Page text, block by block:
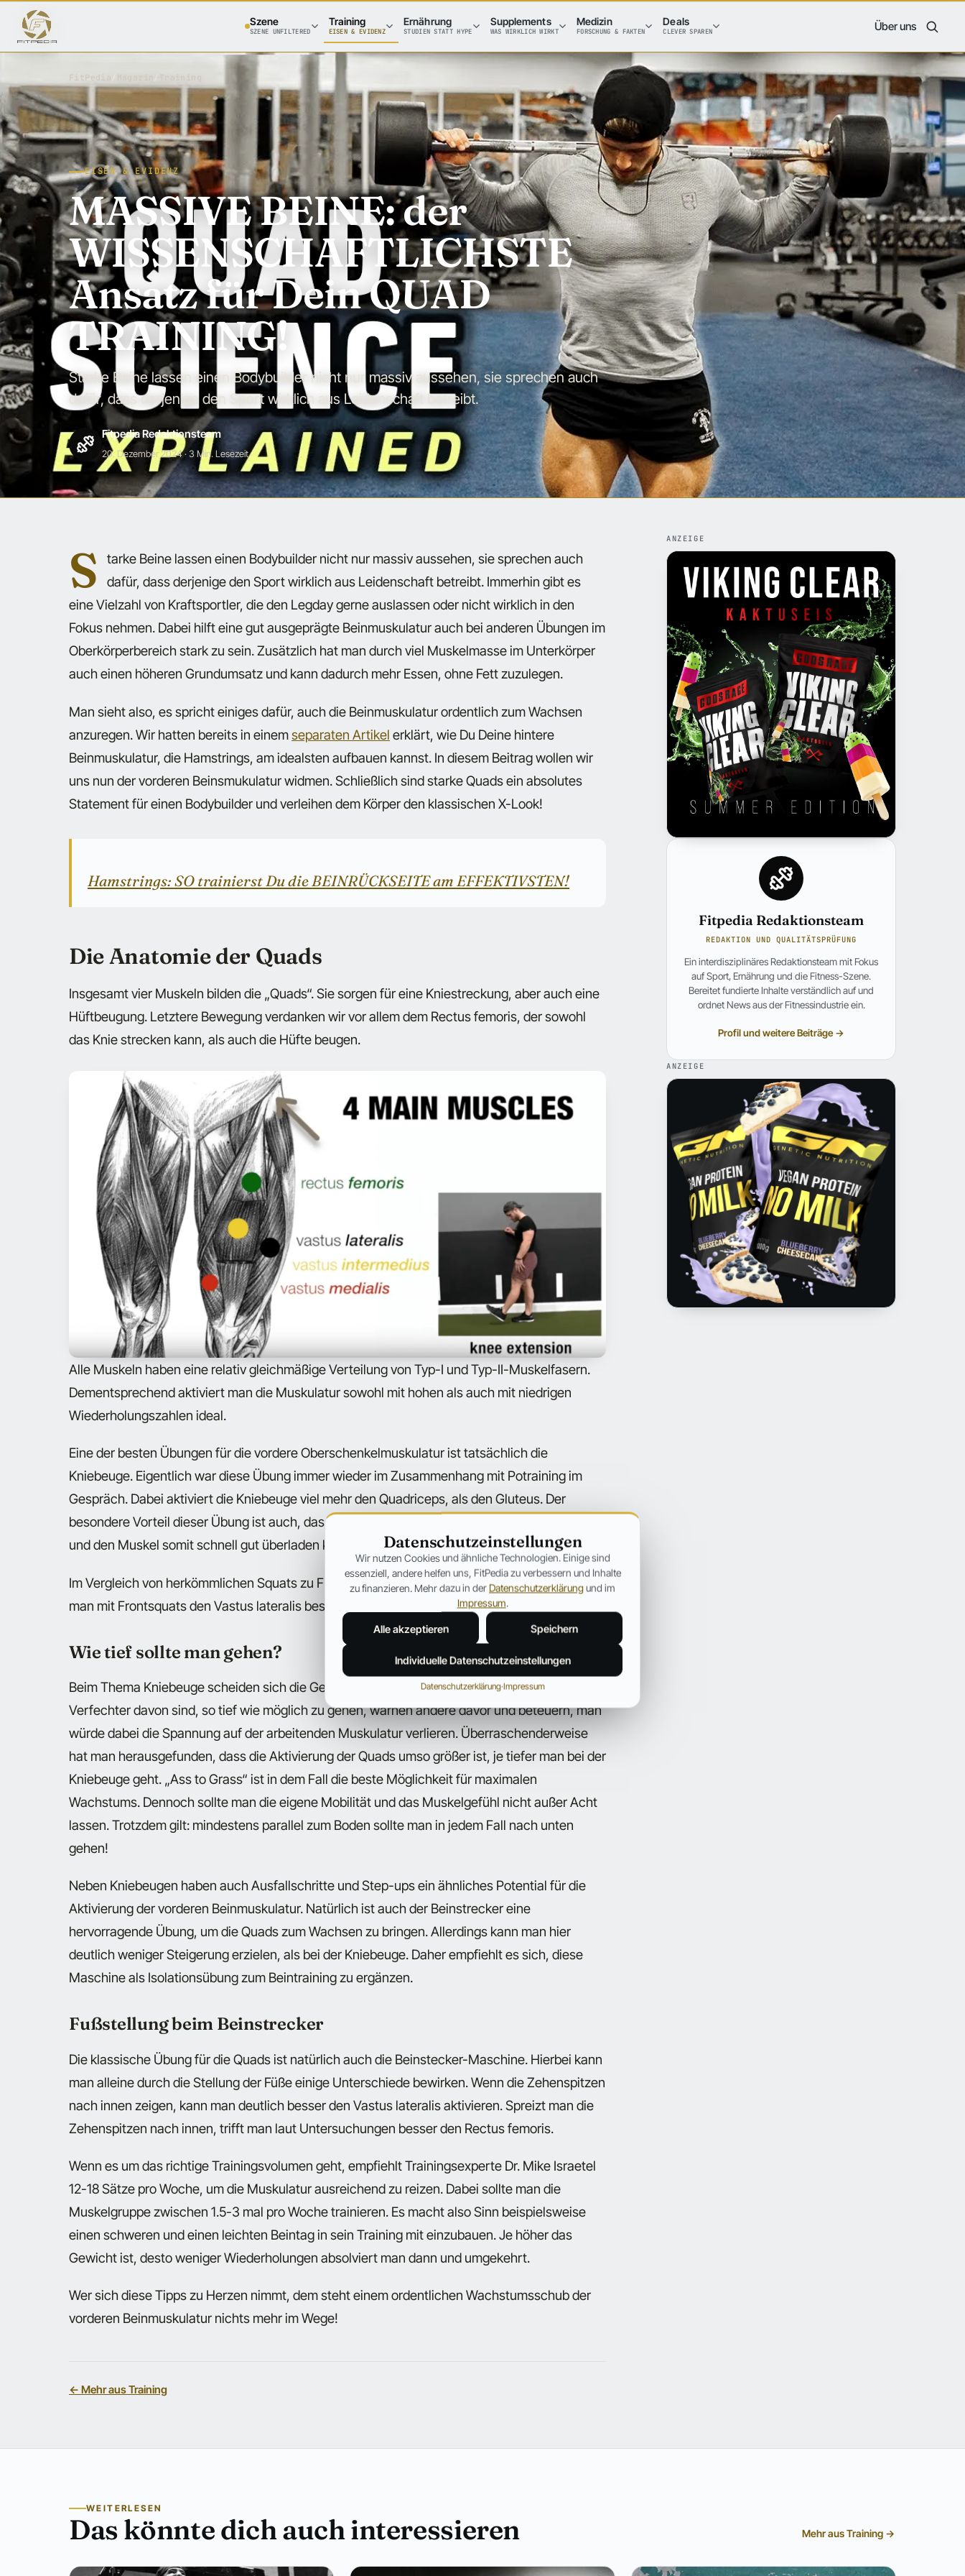
Szene
SZENE UNFILTERED
Training
EISEN & EVIDENZ
Ernährung
STUDIEN STATT HYPE
Supplements
WAS WIRKLICH WIRKT
Medizin
FORSCHUNG & FAKTEN
Deals
CLEVER SPAREN Über uns
FitPedia Magazin Training
EISEN & EVIDENZ
MASSIVE BEINE: der
WISSENSCHAFTLICHSTE
Ansatz für Dein QUAD
TRAINING!
Starke Beine lassen einen Bodybuilder nicht nur massiv aussehen, sie sprechen auch
dafür, dass derjenige den Sport wirklich aus Leidenschaft betreibt.
Fitpedia Redaktionsteam
20. Dezember 2024· 3 Min. Lesezeit
S
tarke Beine lassen einen Bodybuilder nicht nur massiv aussehen, sie sprechen auch
dafür, dass derjenige den Sport wirklich aus Leidenschaft betreibt. Immerhin gibt es
eine Vielzahl von Kraftsportler, die den Legday gerne auslassen oder nicht wirklich in den
Fokus nehmen. Dabei hilft eine gut ausgeprägte Beinmuskulatur auch bei anderen Übungen im
Oberkörperbereich stark zu sein. Zusätzlich hat man durch viel Muskelmasse im Unterkörper
auch einen höheren Grundumsatz und kann dadurch mehr Essen, ohne Fett zuzulegen.
Man sieht also, es spricht einiges dafür, auch die Beinmuskulatur ordentlich zum Wachsen
anzuregen. Wir hatten bereits in einemseparaten Artikel erklärt, wie Du Deine hintere
Beinmuskulatur, die Hamstrings, am idealsten aufbauen kannst. In diesem Beitrag wollen wir
uns nun der vorderen Beinsmukulatur widmen. Schließlich sind starke Quads ein absolutes
Statement für einen Bodybuilder und verleihen dem Körper den klassischen X-Look!
Hamstrings: SO trainierst Du die BEINRÜCKSEITE am EFFEKTIVSTEN!
Die Anatomie der Quads
Insgesamt vier Muskeln bilden die „Quads“. Sie sorgen für eine Kniestreckung, aber auch eine
Hüftbeugung. Letztere Bewegung verdanken wir vor allem dem Rectus femoris, der sowohl
das Knie strecken kann, als auch die Hüfte beugen.
Alle Muskeln haben eine relativ gleichmäßige Verteilung von Typ-I und Typ-II-Muskelfasern.
Dementsprechend aktiviert man die Muskulatur sowohl mit hohen als auch mit niedrigen
Wiederholungszahlen ideal.
Eine der besten Übungen für die vordere Oberschenkelmuskulatur ist tatsächlich die
Kniebeuge. Eigentlich war diese Übung immer wieder im Zusammenhang mit Potraining im
Gespräch. Dabei aktiviert die Kniebeuge viel mehr den Quadriceps, als den Gluteus. Der
besondere Vorteil dieser Übung ist auch, dass man dabei relativ viel Gewicht bewegen kann
und den Muskel somit schnell gut überladen kann.
Im Vergleich von herkömmlichen Squats zu Frontsquats haben Studien übrigens gezeigt, dass
man mit Frontsquats den Vastus lateralis besser ansteuern kann.
Wie tief sollte man gehen?
Beim Thema Kniebeuge scheiden sich die Geister unter den Sportlern. Während einige große
Verfechter davon sind, so tief wie möglich zu gehen, warnen andere davor und beteuern, man
würde dabei die Spannung auf der arbeitenden Muskulatur verlieren. Überraschenderweise
hat man herausgefunden, dass die Aktivierung der Quads umso größer ist, je tiefer man bei der
Kniebeuge geht. „Ass to Grass“ ist in dem Fall die beste Möglichkeit für maximalen
Wachstums. Dennoch sollte man die eigene Mobilität und das Muskelgefühl nicht außer Acht
lassen. Trotzdem gilt: mindestens parallel zum Boden sollte man in jedem Fall nach unten
gehen!
Neben Kniebeugen haben auch Ausfallschritte und Step-ups ein ähnliches Potential für die
Aktivierung der vorderen Beinmuskulatur. Natürlich ist auch der Beinstrecker eine
hervorragende Übung, um die Quads zum Wachsen zu bringen. Allerdings kann man hier
deutlich weniger Steigerung erzielen, als bei der Kniebeuge. Daher empfiehlt es sich, diese
Maschine als Isolationsübung zum Beintraining zu ergänzen.
Fußstellung beim Beinstrecker
Die klassische Übung für die Quads ist natürlich auch die Beinstecker-Maschine. Hierbei kann
man alleine durch die Stellung der Füße einige Unterschiede bewirken. Wenn die Zehenspitzen
nach innen zeigen, kann man deutlich besser den Vastus lateralis aktivieren. Spreizt man die
Zehenspitzen nach innen, trifft man laut Untersuchungen besser den Rectus femoris.
Wenn es um das richtige Trainingsvolumen geht, empfiehlt Trainingsexperte Dr. Mike Israetel
12-18 Sätze pro Woche, um die Muskulatur ausreichend zu reizen. Dabei sollte man die
Muskelgruppe zwischen 1.5-3 mal pro Woche trainieren. Es macht also Sinn beispielsweise
einen schweren und einen leichten Beintag in sein Training mit einzubauen. Je höher das
Gewicht ist, desto weniger Wiederholungen absolviert man dann und umgekehrt.
Wer sich diese Tipps zu Herzen nimmt, dem steht einem ordentlichen Wachstumsschub der
vorderen Beinmuskulatur nichts mehr im Wege!
← Mehr aus Training
ANZEIGE
Fitpedia Redaktionsteam
REDAKTION UND QUALITÄTSPRÜFUNG
Ein interdisziplinäres Redaktionsteam mit Fokus
auf Sport, Ernährung und die Fitness-Szene.
Bereitet fundierte Inhalte verständlich auf und
ordnet News aus der Fitnessindustrie ein.
Profil und weitere Beiträge →
ANZEIGE
WEITERLESEN
Das könnte dich auch interessieren Mehr aus Training →
Datenschutzeinstellungen
Wir nutzen Cookies und ähnliche Technologien. Einige sind
essenziell, andere helfen uns, FitPedia zu verbessern und Inhalte
zu finanzieren. Mehr dazu in der Datenschutzerklärungund im
Impressum.
Alle akzeptieren Speichern
Individuelle Datenschutzeinstellungen
Datenschutzerklärung·Impressum